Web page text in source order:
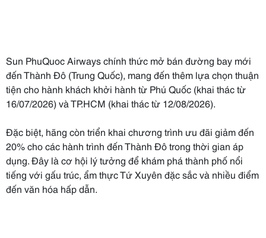
Sun PhuQuoc Airways chính thức mở bán đường bay mới
đến Thành Đô (Trung Quốc), mang đến thêm lựa chọn thuận
tiện cho hành khách khởi hành từ Phú Quốc (khai thác từ
16/07/2026) và TP.HCM (khai thác từ 12/08/2026).
Đặc biệt, hãng còn triển khai chương trình ưu đãi giảm đến
20% cho các hành trình đến Thành Đô trong thời gian áp
dụng. Đây là cơ hội lý tưởng để khám phá thành phố nổi
tiếng với gấu trúc, ẩm thực Tứ Xuyên đặc sắc và nhiều điểm
đến văn hóa hấp dẫn.